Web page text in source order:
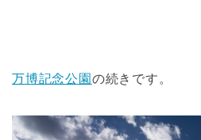
万博記念公園 の続きです。